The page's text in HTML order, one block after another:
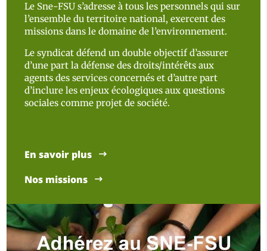
Le Sne-FSU s’adresse à tous les personnels qui sur
l’ensemble du territoire national, exercent des
missions dans le domaine de l’environnement.
Le syndicat défend un double objectif d’assurer
d’une part la défense des droits/intérêts aux
agents des services concernés et d’autre part
d’inclure les enjeux écologiques aux questions
sociales comme projet de société.
En savoir plus
Nos missions